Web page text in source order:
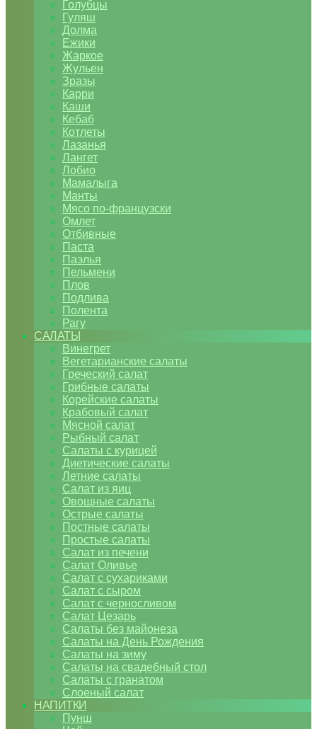
Голубцы
Гуляш
Долма
Ежики
Жаркое
Жульен
Зразы
Карри
Каши
Кебаб
Котлеты
Лазанья
Лангет
Лобио
Мамалыга
Манты
Мясо по-французски
Омлет
Отбивные
Паста
Паэлья
Пельмени
Плов
Подлива
Полента
Рагу
САЛАТЫ
Винегрет
Вегетарианские салаты
Греческий салат
Грибные салаты
Корейские салаты
Крабовый салат
Мясной салат
Рыбный салат
Салаты с курицей
Диетические салаты
Летние салаты
Салат из яиц
Овощные салаты
Острые салаты
Постные салаты
Простые салаты
Салат из печени
Салат Оливье
Салат с сухариками
Салат с сыром
Салат с черносливом
Салат Цезарь
Салаты без майонеза
Салаты на День Рождения
Салаты на зиму
Салаты на свадебный стол
Салаты с гранатом
Слоеный салат
НАПИТКИ
Пунш